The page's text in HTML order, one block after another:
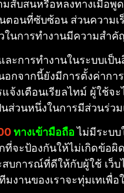
มสับสนหรือหลงทางเมื่อพู
ตอนที่ซับซ้อน ส่วนความเ
ในการทำงานมีความสำคั
ะการทำงานในระบบเป็
กจากนี้ยังมีการตั้งค่ากา
จ้งเตือนเรียลไทม์ ผู้ใช้
ส่วนหนึ่งในการมีส่วนร่ว
ทางเข้ามือถือ ไม่มีระบบ
ที่จะป้องกันให้ไม่เกิดข้อ
สบการณ์ที่ดีให้กับผู้ใช้ เว็
มงานของเราจะทุ่มเทเ